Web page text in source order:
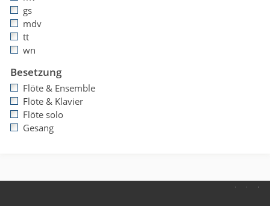
gs
mdv
tt
wn
Besetzung
Flöte & Ensemble
Flöte & Klavier
Flöte solo
Gesang